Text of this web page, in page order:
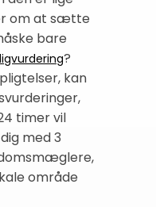
om at sætte
bare
?
kan
timer vil
med 3
område